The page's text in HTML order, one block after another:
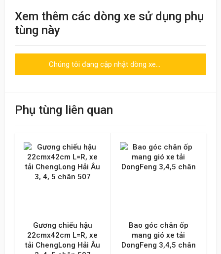
09:30 20/06/2023
Viết đánh giá
Điểm đánh giá
Tên của bạn
Emai hoặc Số điện thoại
Xem thêm các dòng xe sử dụng phụ
tùng này
Chúng tôi đang cập nhật dòng xe...
Phụ tùng liên quan
Gương chiếu hậu
22cmx42cm L=R, xe
tải ChengLong Hải Âu
Bao góc chân ốp
mang gió xe tải
DongFeng 3,4,5 chân